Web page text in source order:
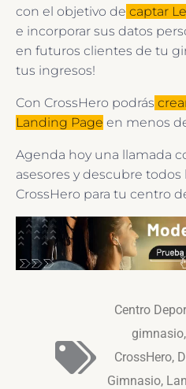
con el objetivo de captar
e incorporar sus datos
en futuros clientes de tu
tus ingresos!
Con CrossHero podrás
Landing Page en menos
Agenda hoy una llamada
asesores y descubre
CrossHero para tu centro
Centro
gimnasio,
CrossHero,
Gimnasio,